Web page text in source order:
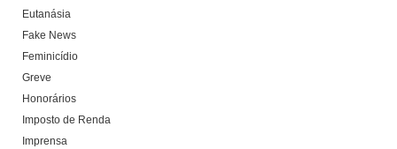
Eutanásia
Fake News
Feminicídio
Greve
Honorários
Imposto de Renda
Imprensa